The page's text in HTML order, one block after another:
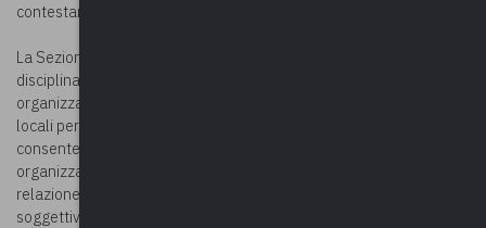
contestare una valutazione negativa.
La Sezione ricorda che la disposizione contrattuale recante la
disciplina del Conferimento e revoca degli incarichi per le posizioni
organizzative(art. 9, del CCNL Comparto Regioni e Autonomie
locali per il personale non dirigente del 31.3.1999, così rubricato)
consente espressamente la revoca dell’incarico di posizione
organizzativa, prima della scadenza, con atto scritto e motivato, in
relazione a intervenuti mutamenti organizzativi ovvero per motivi
soggettivi riconducibili allo specifico accertamento di risultati